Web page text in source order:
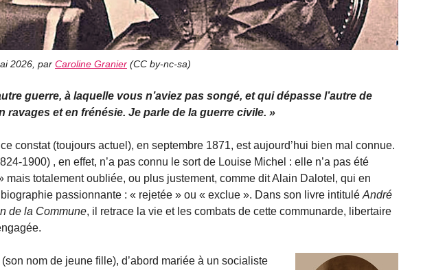
2026 par Caroline Granier (CC by-nc-sa)
guerre, à laquelle vous n’aviez pas songé, et qui dépasse l’autre de
ravages et en frénésie. Je parle de la guerre civile.
constat (toujours actuel), en septembre 1871, est aujourd’hui bien mal connue.
1900) , en effet, n’a pas connu le sort de Louise Michel : elle n’a pas été
mais totalement oubliée, ou plus justement, comme dit Alain Dalotel, qui en
passionnante : « rejetée » ou « exclue ». Dans son livre intitulé André
de la Commune, il retrace la vie et les combats de cette communarde, libertaire
nom de jeune fille), d’abord mariée à un socialiste